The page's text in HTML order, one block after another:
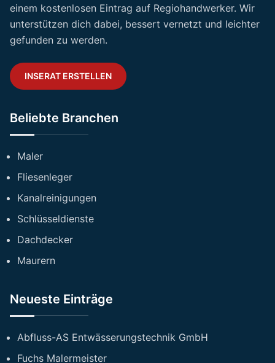
einem kostenlosen Eintrag auf Regiohandwerker. Wir
unterstützen dich dabei, bessert vernetzt und leichter
gefunden zu werden.
INSERAT ERSTELLEN
Beliebte Branchen
Maler
Fliesenleger
Kanalreinigungen
Schlüsseldienste
Dachdecker
Maurern
Neueste Einträge
Abfluss-AS Entwässerungstechnik GmbH
Fuchs Malermeister